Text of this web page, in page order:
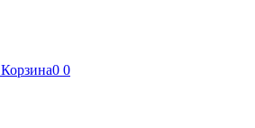
Корзина0 0